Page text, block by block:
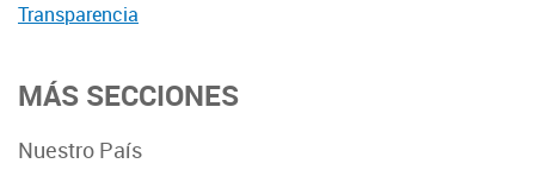
Transparencia
MÁS SECCIONES
Nuestro País